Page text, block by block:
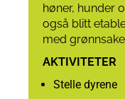
høner, hunder
også blitt
med
AKTIVITETER
Stelle dyrene